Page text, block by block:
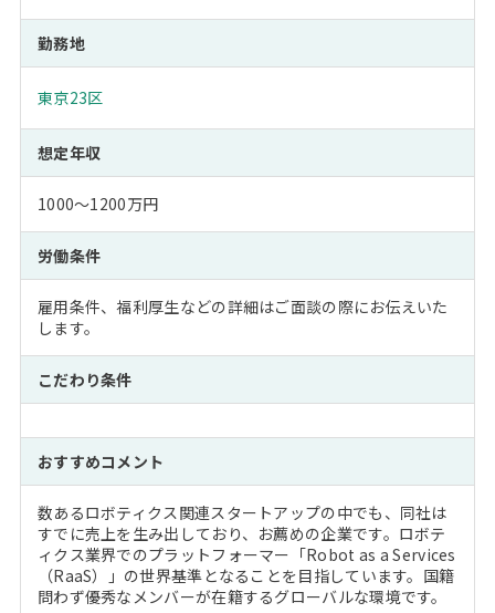
勤務地
東京23区
想定年収
1000～1200万円
労働条件
雇用条件、福利厚生などの詳細はご面談の際にお伝えいた
します。
こだわり条件
おすすめコメント
数あるロボティクス関連スタートアップの中でも、同社は
すでに売上を生み出しており、お薦めの企業です。ロボテ
ィクス業界でのプラットフォーマー「Robot as a Services
（RaaS）」の世界基準となることを目指しています。国籍
問わず優秀なメンバーが在籍するグローバルな環境です。